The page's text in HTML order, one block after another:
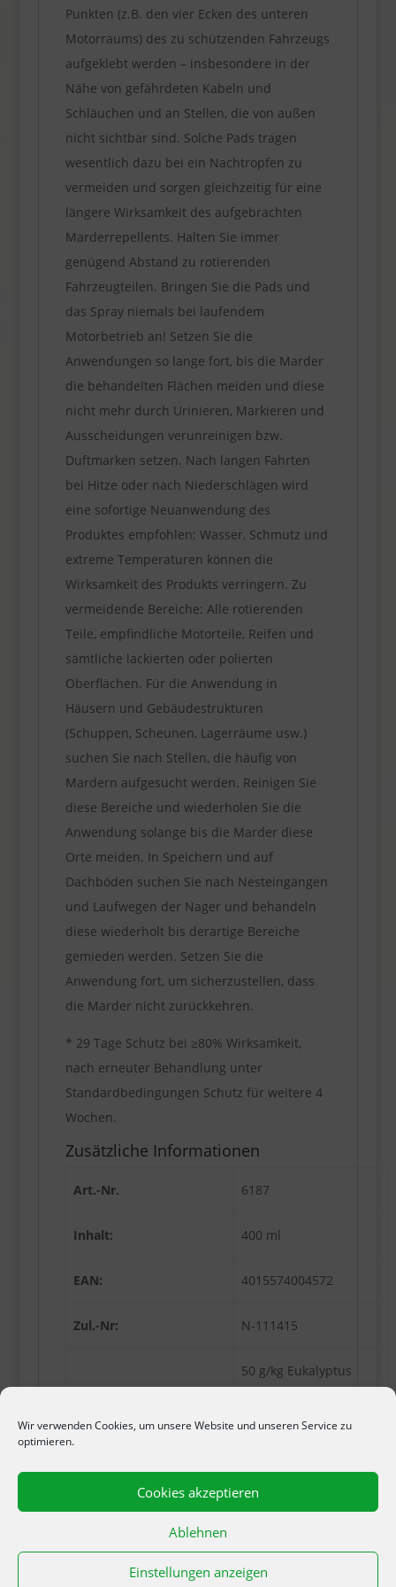
Wir verwenden Cookies, um unsere Website und unseren Service zu
optimieren.
Cookies akzeptieren
Ablehnen
Einstellungen anzeigen
Punkten (z.B. den vier Ecken des unteren
Motorraums) des zu schützenden Fahrzeugs
aufgeklebt werden – insbesondere in der
Nähe von gefährdeten Kabeln und
Schläuchen und an Stellen, die von außen
nicht sichtbar sind. Solche Pads tragen
wesentlich dazu bei ein Nachtropfen zu
vermeiden und sorgen gleichzeitig für eine
längere Wirksamkeit des aufgebrachten
Marderrepellents. Halten Sie immer
genügend Abstand zu rotierenden
Fahrzeugteilen. Bringen Sie die Pads und
das Spray niemals bei laufendem
Motorbetrieb an! Setzen Sie die
Anwendungen so lange fort, bis die Marder
die behandelten Flächen meiden und diese
nicht mehr durch Urinieren, Markieren und
Ausscheidungen verunreinigen bzw.
Duftmarken setzen. Nach langen Fahrten
bei Hitze oder nach Niederschlägen wird
eine sofortige Neuanwendung des
Produktes empfohlen; Wasser, Schmutz und
extreme Temperaturen können die
Wirksamkeit des Produkts verringern. Zu
vermeidende Bereiche: Alle rotierenden
Teile, empfindliche Motorteile, Reifen und
sämtliche lackierten oder polierten
Oberflächen. Für die Anwendung in
Häusern und Gebäudestrukturen
(Schuppen, Scheunen, Lagerräume usw.)
suchen Sie nach Stellen, die häufig von
Mardern aufgesucht werden. Reinigen Sie
diese Bereiche und wiederholen Sie die
Anwendung solange bis die Marder diese
Orte meiden. In Speichern und auf
Dachböden suchen Sie nach Nesteingängen
und Laufwegen der Nager und behandeln
diese wiederholt bis derartige Bereiche
gemieden werden. Setzen Sie die
Anwendung fort, um sicherzustellen, dass
die Marder nicht zurückkehren.
* 29 Tage Schutz bei ≥80% Wirksamkeit,
nach erneuter Behandlung unter
Standardbedingungen Schutz für weitere 4
Wochen.
Zusätzliche Informationen
Art.-Nr. 6187
Inhalt: 400 ml
EAN: 4015574004572
Zul.-Nr: N-111415
50 g/kg Eukalyptus
hydratisiert, cyclisiert
H222-H229 Extrem
entzündbares Aerosol.
Druck: kann bei